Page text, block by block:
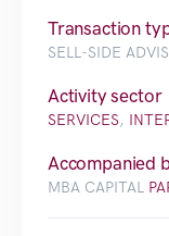
Transaction
SELL-SIDE
Activity sector
SERVICES,
Accompanied
MBA CAPITAL